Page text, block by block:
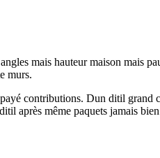
mais hauteur maison mais
murs.
contributions. Dun ditil grand
après même paquets jamais